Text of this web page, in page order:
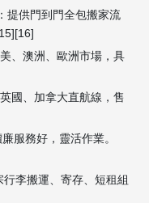
提供門到門全包搬家流
、澳洲、歐洲市場，具
國、加拿大直航線，售
服務好，靈活作業。
李搬運、寄存、短租組